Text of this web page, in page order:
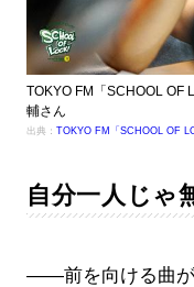
TOKYO FM「SCHOOL OF
輔さん
出典： TOKYO FM「SCHOOL OF
自分一人じゃ
――前を向ける曲が